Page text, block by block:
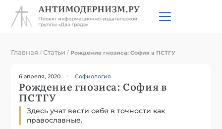
Главная /Статьи / Рождение гнозиса: София в ПСТГУ
6 апреля, 2020 Софиология
Рождение гнозиса: София в
ПСТГУ
Здесь учат вести себя в точности как
православные.